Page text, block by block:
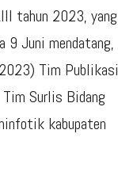
tahun 2023, yang
9 Juni mendatang,
Tim Publikasi
Surlis Bidang
kabupaten